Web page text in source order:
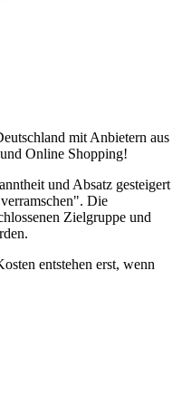
mit Anbietern aus
Online Shopping!
und Absatz gesteigert
Die
Zielgruppe und
entstehen erst, wenn